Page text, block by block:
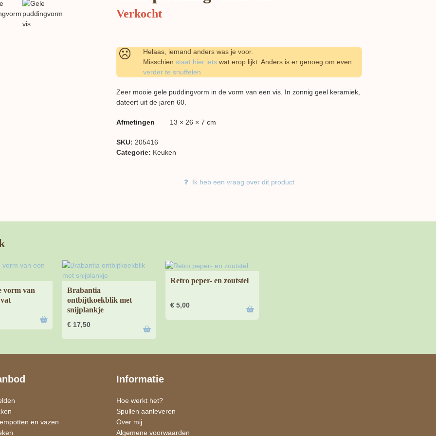
Verkocht
Helaas, iemand anders was je voor.
Misschien staat hier iets wat erop lijkt. Anders is er genoeg om even
verder te snuffelen
Zeer mooie gele puddingvorm in de vorm van een vis. In zonnig geel keramiek,
dateert uit de jaren 60.
Afmetingen 13 × 26 × 7 cm
SKU: 205416
Categorie: Keuken
Ik heb een vraag over dit product
vorm van
Brabantia
ontbijtkoekblik met
snijplankje
€ 17,50
Retro peper- en zoutstel
€ 5,00
en vazen
Informatie
Hoe werkt het?
Spullen aanleveren
Over mij
Algemene voorwaarden